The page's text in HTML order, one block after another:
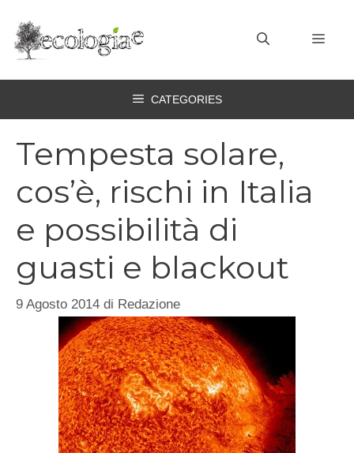
contenuto
CATEGORIES
Tempesta solare,
cos’è, rischi in Italia
e possibilità di
guasti e blackout
9 Agosto 2014 di Redazione